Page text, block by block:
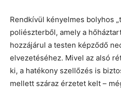
Rendkívül kényelmes bolyhos
poliészterből, amely a
hozzájárul a testen képződő
elvezetéséhez. Mivel az alsó
ki, a hatékony szellőzés is
mellett száraz érzetet kelt –